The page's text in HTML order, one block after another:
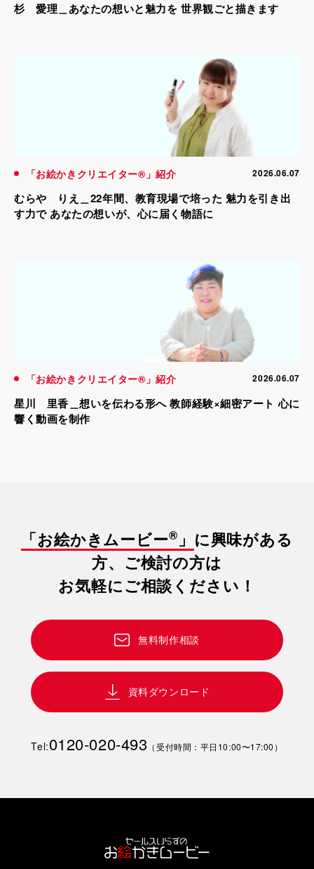
杉 愛理＿あなたの想いと魅力を 世界観ごと描きます
「お絵かきクリエイター®」紹介 2026.06.07
むらや りえ＿22年間、教育現場で培った 魅力を引き出
す力で あなたの想いが、心に届く物語に
「お絵かきクリエイター®」紹介 2026.06.07
星川 里香＿想いを伝わる形へ 教師経験×細密アート 心に
響く動画を制作
「お絵かきムービー® 」 に興味がある
方、ご検討の方は
お気軽にご相談ください！
無料制作相談
資料ダウンロード
Tel:0120-020-493 （受付時間：平日10:00〜17:00）